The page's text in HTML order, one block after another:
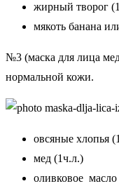
жирный творог
мякоть банана
№3 (маска для лица
нормальной кожи.
овсяные хлопья
мед (1ч.л.)
оливковое масло